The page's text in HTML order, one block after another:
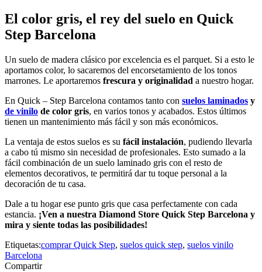
El color gris, el rey del suelo en Quick
Step Barcelona
Un suelo de madera clásico por excelencia es el parquet. Si a esto le
aportamos color, lo sacaremos del encorsetamiento de los tonos
marrones. Le aportaremos frescura y originalidad a nuestro hogar.
En Quick – Step Barcelona contamos tanto con suelos laminados y
de vinilo de color gris, en varios tonos y acabados. Estos últimos
tienen un mantenimiento más fácil y son más económicos.
La ventaja de estos suelos es su fácil instalación, pudiendo llevarla
a cabo tú mismo sin necesidad de profesionales. Esto sumado a la
fácil combinación de un suelo laminado gris con el resto de
elementos decorativos, te permitirá dar tu toque personal a la
decoración de tu casa.
Dale a tu hogar ese punto gris que casa perfectamente con cada
estancia. ¡Ven a nuestra Diamond Store Quick Step Barcelona y
mira y siente todas las posibilidades!
Etiquetas:comprar Quick Step, suelos quick step, suelos vinilo
Barcelona
Compartir